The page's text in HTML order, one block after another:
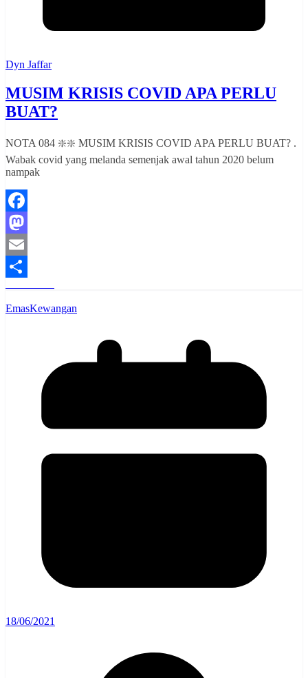
Dyn Jaffar
MUSIM KRISIS COVID APA PERLU
BUAT?
NOTA 084 ❇️❇️ MUSIM KRISIS COVID APA PERLU BUAT? .
Wabak covid yang melanda semenjak awal tahun 2020 belum
nampak
Facebook
Mastodon
Email
Share
EmasKewangan
18/06/2021